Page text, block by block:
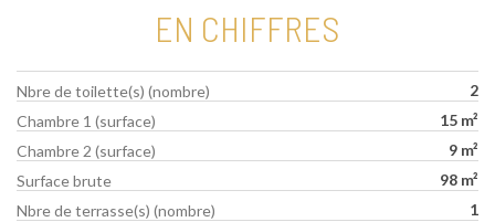
EN CHIFFRES
Nbre de toilette(s) (nombre)
2
Chambre 1 (surface)
15 m²
Chambre 2 (surface)
9 m²
Surface brute
98 m²
Nbre de terrasse(s) (nombre)
1